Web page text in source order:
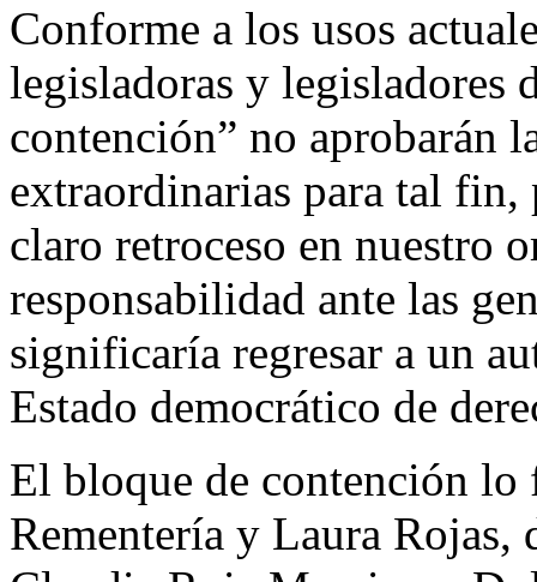
Conforme a los usos
legisladoras y legisladores
contención” no aprobarán
extraordinarias para tal fin,
claro retroceso en nuestro
responsabilidad ante las
significaría regresar a un
Estado democrático de
El bloque de contención lo
Rementería y Laura